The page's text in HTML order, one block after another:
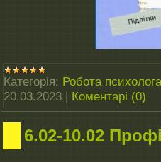
Категорія: Робота психолога
20.03.2023 | Коментарі (0)
6.02-10.02